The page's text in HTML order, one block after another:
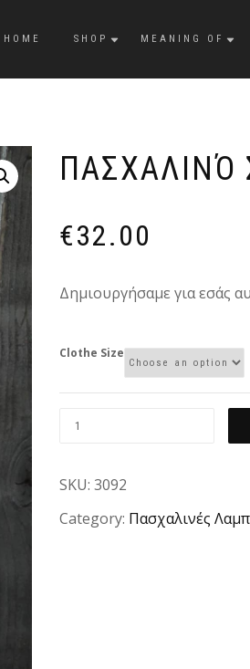
HOME SHOP MEANING OF
ΠΑΣΧΑΛΙΝΌ
€32.00
Δημιουργήσαμε για εσάς
Clothe Size
SKU: 3092
Category: Πασχαλινές